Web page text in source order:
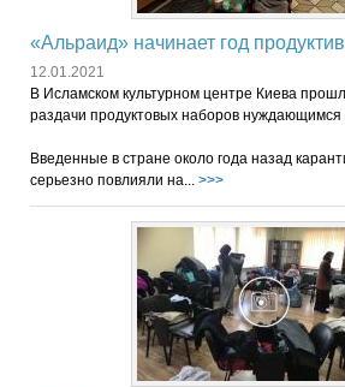
«Альраид» начинает год
12.01.2021
В Исламском культурном центре Киева
раздачи продуктовых наборов нуждающимся
Введенные в стране около года назад
серьезно повлияли на... >>>